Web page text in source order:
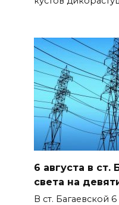
6 августа в ст.
света на
В ст. Багаевской